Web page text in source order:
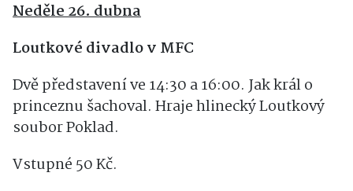
Neděle 26. dubna
Loutkové divadlo v MFC
Dvě představení ve 14:30 a 16:00. Jak král o
princeznu šachoval. Hraje hlinecký Loutkový
soubor Poklad.